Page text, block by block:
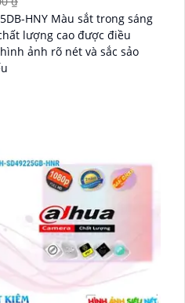
HNY Màu sắt trong sáng
lượng cao được điều
ảnh rõ nét và sắc sảo